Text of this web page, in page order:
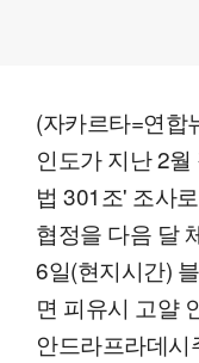
(자카르타=연합
인도가 지난 2
법 301조' 조사
협정을 다음 달
6일(현지시간)
면 피유시 고얄
안드라프라데